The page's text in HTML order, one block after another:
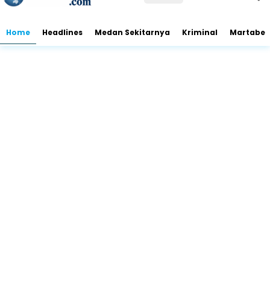
Home Headlines Medan Sekitarnya Kriminal Martabe